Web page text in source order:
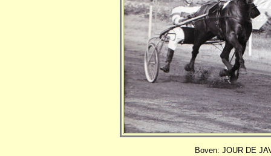
Boven: JOUR DE